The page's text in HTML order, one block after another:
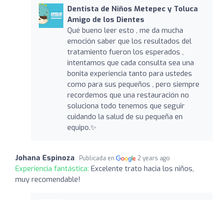
Dentista de Niños Metepec y Toluca
Amigo de los Dientes
Qué bueno leer esto , me da mucha
emoción saber que los resultados del
tratamiento fueron los esperados ,
intentamos que cada consulta sea una
bonita experiencia tanto para ustedes
como para sus pequeños , pero siempre
recordemos que una restauración no
soluciona todo tenemos que seguir
cuidando la salud de su pequeña en
equipo.✨
Johana Espinoza Publicada en 2 years ago
Experiencia fantástica: Excelente trato hacia los niños,
muy recomendable!